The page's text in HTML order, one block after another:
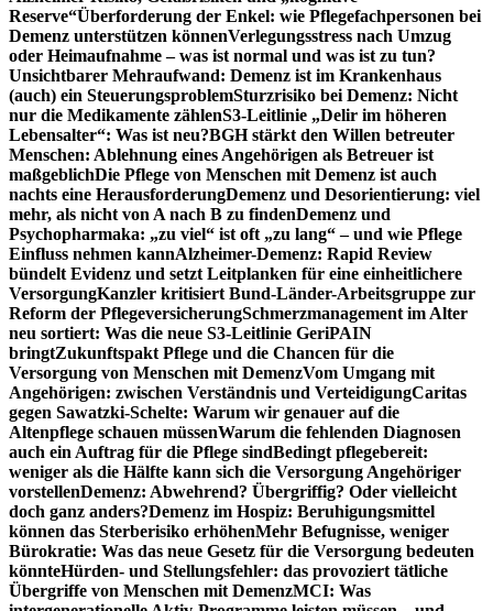
Reserve“Überforderung der Enkel: wie Pflegefachpersonen bei
Demenz unterstützen könnenVerlegungsstress nach Umzug
oder Heimaufnahme – was ist normal und was ist zu tun?
Unsichtbarer Mehraufwand: Demenz ist im Krankenhaus
(auch) ein SteuerungsproblemSturzrisiko bei Demenz: Nicht
nur die Medikamente zählenS3-Leitlinie „Delir im höheren
Lebensalter“: Was ist neu?BGH stärkt den Willen betreuter
Menschen: Ablehnung eines Angehörigen als Betreuer ist
maßgeblichDie Pflege von Menschen mit Demenz ist auch
nachts eine HerausforderungDemenz und Desorientierung: viel
mehr, als nicht von A nach B zu findenDemenz und
Psychopharmaka: „zu viel“ ist oft „zu lang“ – und wie Pflege
Einfluss nehmen kannAlzheimer-Demenz: Rapid Review
bündelt Evidenz und setzt Leitplanken für eine einheitlichere
VersorgungKanzler kritisiert Bund-Länder-Arbeitsgruppe zur
Reform der PflegeversicherungSchmerzmanagement im Alter
neu sortiert: Was die neue S3-Leitlinie GeriPAIN
bringtZukunftspakt Pflege und die Chancen für die
Versorgung von Menschen mit DemenzVom Umgang mit
Angehörigen: zwischen Verständnis und VerteidigungCaritas
gegen Sawatzki-Schelte: Warum wir genauer auf die
Altenpflege schauen müssenWarum die fehlenden Diagnosen
auch ein Auftrag für die Pflege sindBedingt pflegebereit:
weniger als die Hälfte kann sich die Versorgung Angehöriger
vorstellenDemenz: Abwehrend? Übergriffig? Oder vielleicht
doch ganz anders?Demenz im Hospiz: Beruhigungsmittel
können das Sterberisiko erhöhenMehr Befugnisse, weniger
Bürokratie: Was das neue Gesetz für die Versorgung bedeuten
könnteHürden- und Stellungsfehler: das provoziert tätliche
Übergriffe von Menschen mit DemenzMCI: Was